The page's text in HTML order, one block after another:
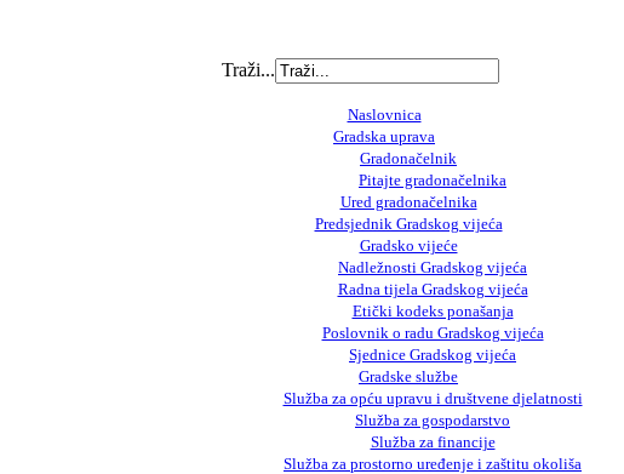
Traži...
Naslovnica
Gradska uprava
Gradonačelnik
Pitajte gradonačelnika
Ured gradonačelnika
Predsjednik Gradskog vijeća
Gradsko vijeće
Nadležnosti Gradskog vijeća
Radna tijela Gradskog vijeća
Etički kodeks ponašanja
Poslovnik o radu Gradskog vijeća
Sjednice Gradskog vijeća
Gradske službe
Služba za opću upravu i društvene djelatnosti
Služba za gospodarstvo
Služba za financije
Služba za prostorno uređenje i zaštitu okoliša